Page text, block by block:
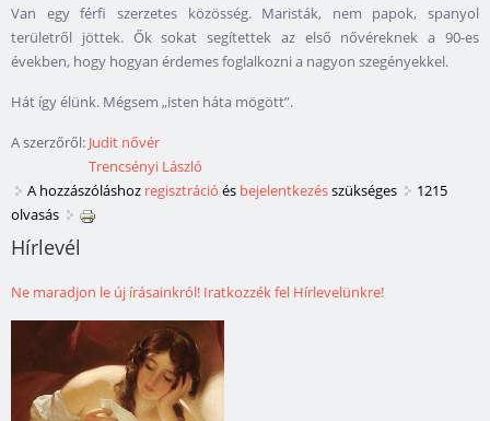
Van egy férfi szerzetes közösség. Maristák, nem papok, spanyol
területről jöttek. Ők sokat segítettek az első nővéreknek a 90-es
években, hogy hogyan érdemes foglalkozni a nagyon szegényekkel.
Hát így élünk. Mégsem „isten háta mögött”.
A szerzőről: Judit nővér
Trencsényi László
A hozzászóláshoz regisztráció és bejelentkezésszükséges
1215
olvasás
Hírlevél
Ne maradjon le új írásainkról! Iratkozzék fel Hírlevelünkre!